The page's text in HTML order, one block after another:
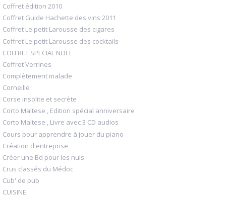
Coffret édition 2010
Coffret Guide Hachette des vins 2011
Coffret Le petit Larousse des cigares
Coffret Le petit Larousse des cocktails
COFFRET SPECIAL NOEL
Coffret Verrines
Complètement malade
Corneille
Corse insolite et secrète
Corto Maltese , Edition spécial anniversaire
Corto Maltese , Livre avec 3 CD audios
Cours pour apprendre à jouer du piano
Création d'entreprise
Créer une Bd pour les nuls
Crus classés du Médoc
Cub' de pub
CUISINE